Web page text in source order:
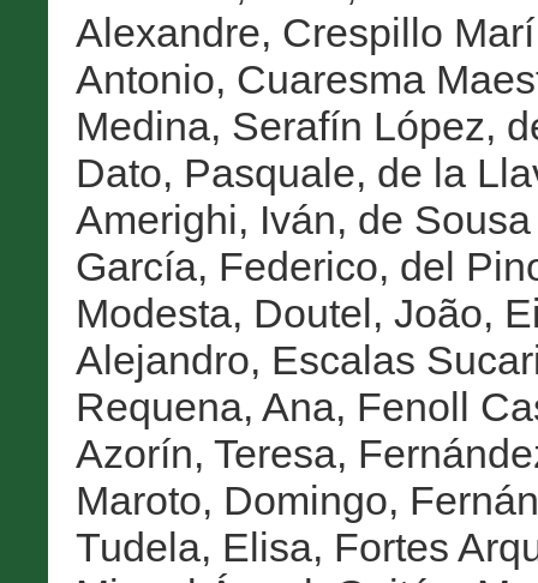
Alexandre, Crespillo
Antonio, Cuaresma
Medina, Serafín López,
Dato, Pasquale, de la
Amerighi, Iván, de
García, Federico, del
Modesta, Doutel, João,
Alejandro, Escalas
Requena, Ana, Fenoll
Azorín, Teresa,
Maroto, Domingo,
Tudela, Elisa, Fortes